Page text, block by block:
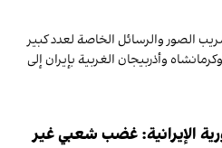
الصور والرسائل الخاصة لعدد كبير
وأذربيجان الغربية بإيران إلى
الإيرانية: غضب شعبي غير